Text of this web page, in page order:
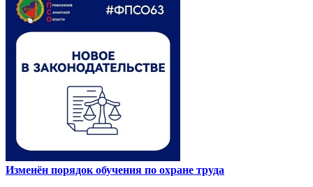
Изменён порядок обучения по охране труда